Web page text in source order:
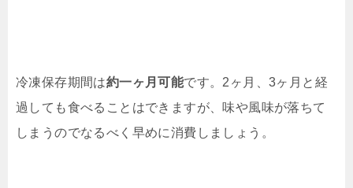
冷凍保存期間は約一ヶ月可能です。2ヶ月、3ヶ月と経
過しても食べることはできますが、味や風味が落ちて
しまうのでなるべく早めに消費しましょう。